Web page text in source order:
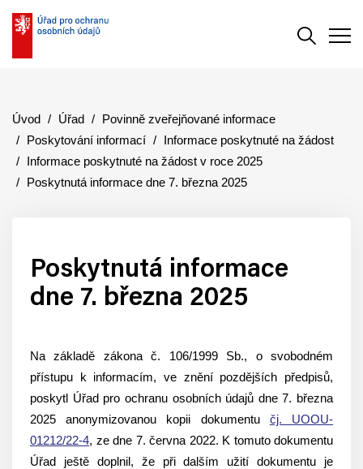
Úvod Úřad
Povinně zveřejňované informace
Poskytování informací
Informace poskytnuté na žádost
Informace poskytnuté na žádost v roce 2025
Poskytnutá informace dne 7. března 2025
Poskytnutá informace
dne 7. března 2025
Na základě zákona č. 106/1999 Sb., o svobodném
přístupu k informacím, ve znění pozdějších předpisů,
poskytl Úřad pro ochranu osobních údajů dne 7. března
2025 anonymizovanou kopii dokumentu čj. UOOU-
01212/22-4, ze dne 7. června 2022. K tomuto dokumentu
Úřad ještě doplnil, že při dalším užití dokumentu je